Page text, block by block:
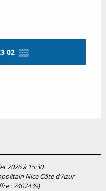
02 ▒▒
2026 à 15:30
Nice Côte d'Azur
: 7407439)